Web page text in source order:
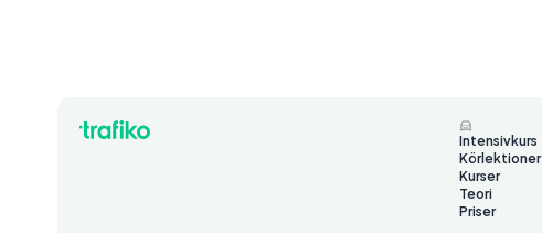
Intensivkurs
Körlektioner
Kurser
Teori
Priser